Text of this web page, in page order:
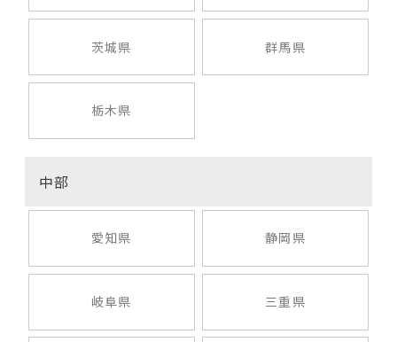
茨城県 群馬県
栃木県
中部
愛知県 静岡県
岐阜県 三重県